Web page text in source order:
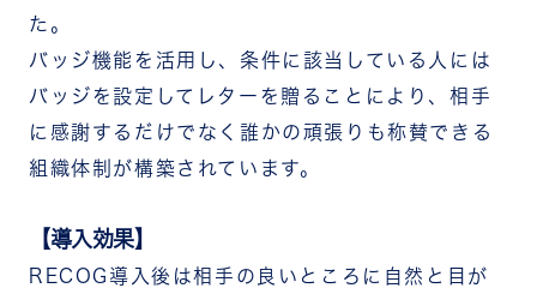
た。
バッジ機能を活用し、条件に該当している人には
バッジを設定してレターを贈ることにより、相手
に感謝するだけでなく誰かの頑張りも称賛できる
組織体制が構築されています。
【導入効果】
RECOG導入後は相手の良いところに自然と目が